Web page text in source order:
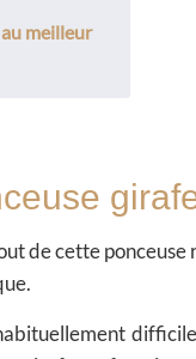
meilleur
de cette